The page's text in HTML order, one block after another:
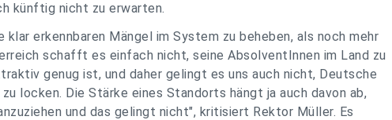
künftig nicht zu erwarten.
erkennbaren Mängel im System zu beheben, als noch mehr
schafft es einfach nicht, seine AbsolventInnen im Land zu
genug ist, und daher gelingt es uns auch nicht, Deutsche
locken. Die Stärke eines Standorts hängt ja auch davon ab,
und das gelingt nicht", kritisiert Rektor Müller. Es